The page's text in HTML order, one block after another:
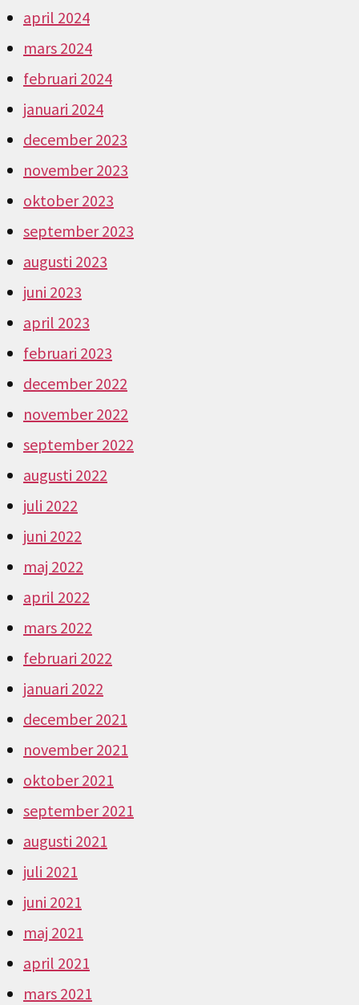
april 2024
mars 2024
februari 2024
januari 2024
december 2023
november 2023
oktober 2023
september 2023
augusti 2023
juni 2023
april 2023
februari 2023
december 2022
november 2022
september 2022
augusti 2022
juli 2022
juni 2022
maj 2022
april 2022
mars 2022
februari 2022
januari 2022
december 2021
november 2021
oktober 2021
september 2021
augusti 2021
juli 2021
juni 2021
maj 2021
april 2021
mars 2021